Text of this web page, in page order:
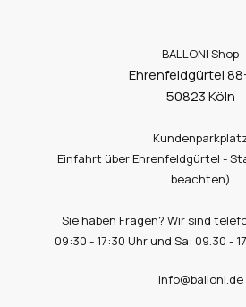
BALLONI Shop
Ehrenfeldgürtel
50823 Köln
Einfahrt über Ehrenfeldgürtel -
beachten)
Sie haben Fragen? Wir sind
09:30 - 17:30 Uhr und Sa: 09.30 -
info@balloni.de